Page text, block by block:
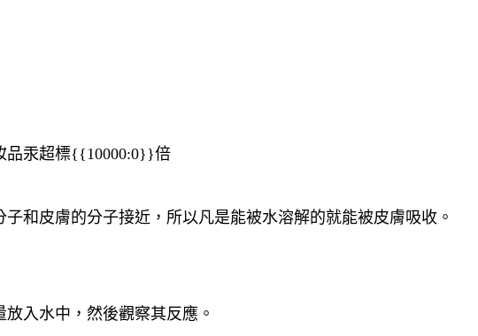
品汞超標{{10000:0}}倍
和皮膚的分子接近，所以凡是能被水溶解的就能被皮膚吸收。
入水中，然後觀察其反應。